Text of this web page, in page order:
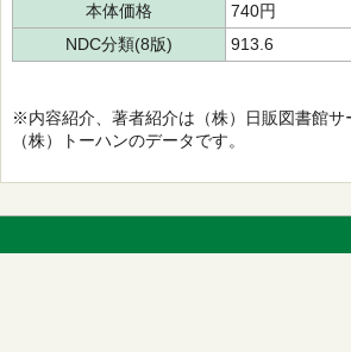
本体価格
740円
NDC分類(8版)
913.6
※内容紹介、著者紹介は（株）日販図書館サ
（株）トーハンのデータです。